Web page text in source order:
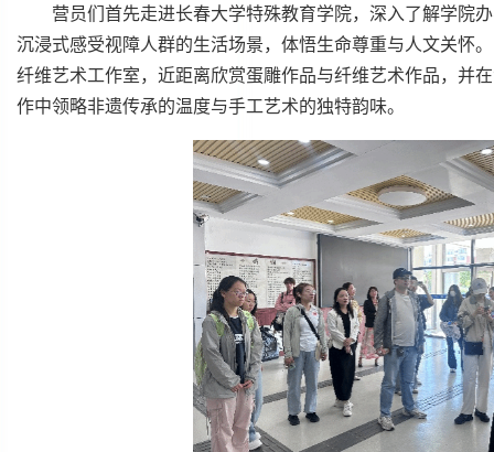
营员们首先走进长春大学特殊教育学院，深入了解学院
沉浸式感受视障人群的生活场景，体悟生命尊重与人文关怀
纤维艺术工作室，近距离欣赏蛋雕作品与纤维艺术作品，并
作中领略非遗传承的温度与手工艺术的独特韵味。